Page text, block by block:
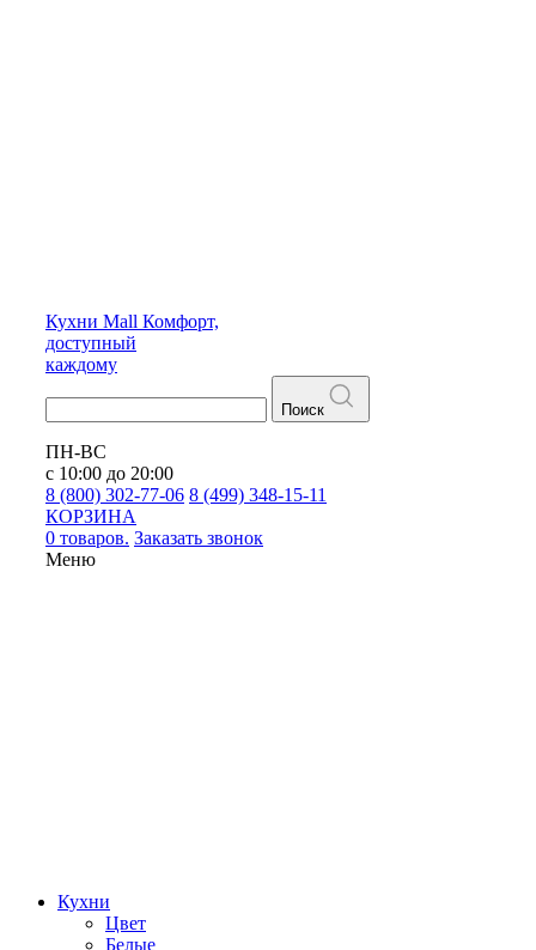
Кухни Mall Комфорт,
доступный
каждому
Поиск
ПН-ВС
с 10:00 до 20:00
8 (800) 302-77-06 8 (499) 348-15-11
КОРЗИНА
0 товаров. Заказать звонок
Меню
Кухни
Цвет
Белые